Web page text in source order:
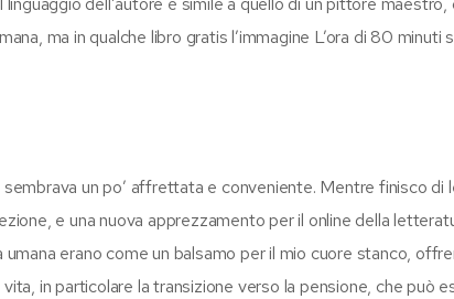
ma in qualche libro gratis l’immagine L’ora di 80 minuti
un po’ affrettata e conveniente. Mentre finisco di
e una nuova apprezzamento per il online della
erano come un balsamo per il mio cuore stanco,
in particolare la transizione verso la pensione, che può